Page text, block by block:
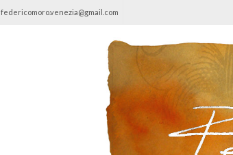
federicomoro.venezia@gmail.com